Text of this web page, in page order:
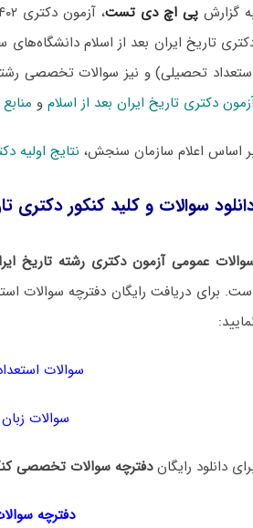
گزارشپی اچ دی تست
تاریخ ایران بعد از اسلام
تحصیلی) و نیز سوالات تخصصی
دکتری تاریخ ایران بعد از اسلامو
اساس اعلام سازمان سنجش، نتایج اولیه
سوالات و کلید کنکور دکتری
عمومی آزمون دکتری رشته تاریخ
برای دریافت رایگان دفترچه سوالات
سوالات
سوالات زبان
دانلود رایگاندفترچه سوالات تخصصی کنکور دکتری ۱۴۰۲ تاریخ
دفترچه